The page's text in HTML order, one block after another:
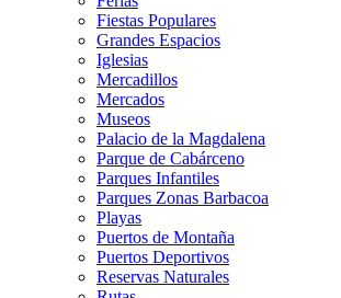
Fiestas Populares
Grandes Espacios
Iglesias
Mercadillos
Mercados
Museos
Palacio de la Magdalena
Parque de Cabárceno
Parques Infantiles
Parques Zonas Barbacoa
Playas
Puertos de Montaña
Puertos Deportivos
Reservas Naturales